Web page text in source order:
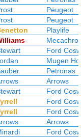
Peugeot
Peugeot
Playlife
Ford
Mugen
Petronas
Arrows
Ford
Ford
Ford
Arrows
Ford